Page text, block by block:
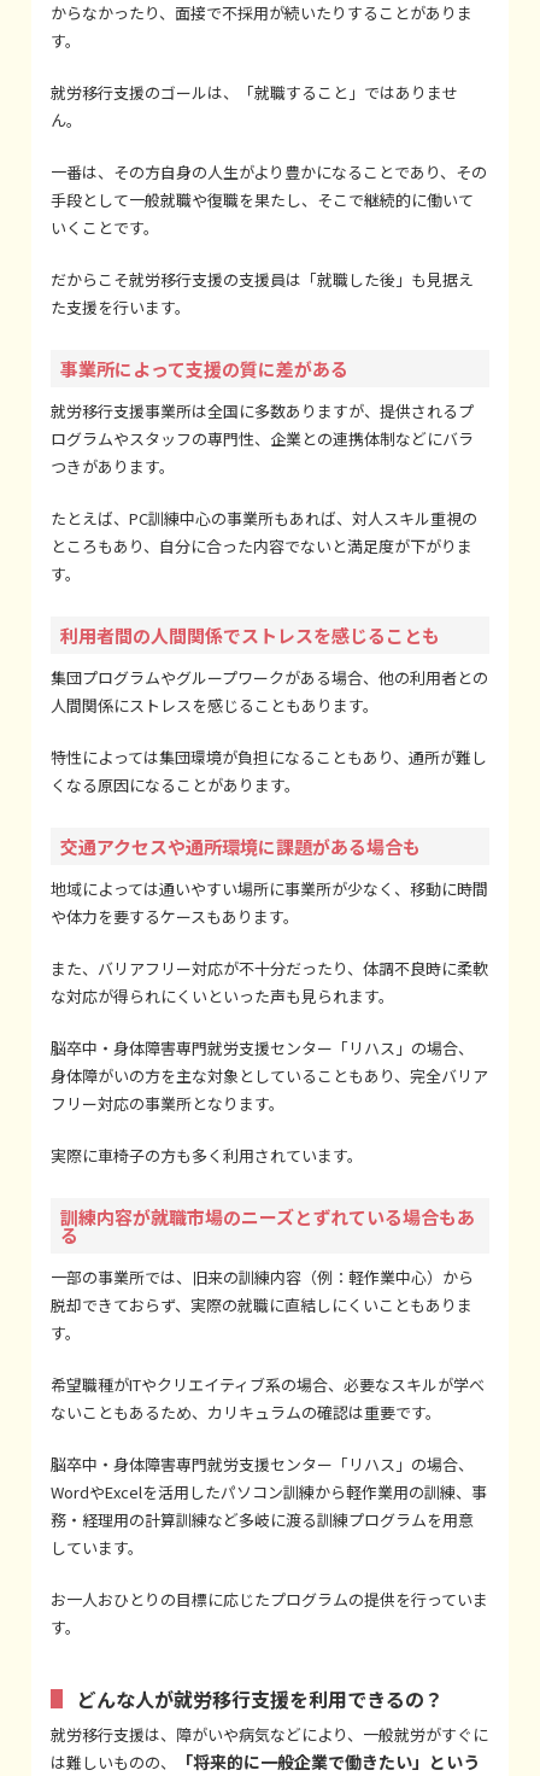
からなかったり、面接で不採用が続いたりすることがありま
す。
就労移行支援のゴールは、「就職すること」ではありませ
ん。
一番は、その方自身の人生がより豊かになることであり、その
手段として一般就職や復職を果たし、そこで継続的に働いて
いくことです。
だからこそ就労移行支援の支援員は「就職した後」も見据え
た支援を行います。
事業所によって支援の質に差がある
就労移行支援事業所は全国に多数ありますが、提供されるプ
ログラムやスタッフの専門性、企業との連携体制などにバラ
つきがあります。
たとえば、PC訓練中心の事業所もあれば、対人スキル重視の
ところもあり、自分に合った内容でないと満足度が下がりま
す。
利用者間の人間関係でストレスを感じることも
集団プログラムやグループワークがある場合、他の利用者との
人間関係にストレスを感じることもあります。
特性によっては集団環境が負担になることもあり、通所が難し
くなる原因になることがあります。
交通アクセスや通所環境に課題がある場合も
地域によっては通いやすい場所に事業所が少なく、移動に時間
や体力を要するケースもあります。
また、バリアフリー対応が不十分だったり、体調不良時に柔軟
な対応が得られにくいといった声も見られます。
脳卒中・身体障害専門就労支援センター「リハス」の場合、
身体障がいの方を主な対象としていることもあり、完全バリア
フリー対応の事業所となります。
実際に車椅子の方も多く利用されています。
訓練内容が就職市場のニーズとずれている場合もあ
る
一部の事業所では、旧来の訓練内容（例：軽作業中心）から
脱却できておらず、実際の就職に直結しにくいこともありま
す。
希望職種がITやクリエイティブ系の場合、必要なスキルが学べ
ないこともあるため、カリキュラムの確認は重要です。
脳卒中・身体障害専門就労支援センター「リハス」の場合、
WordやExcelを活用したパソコン訓練から軽作業用の訓練、事
務・経理用の計算訓練など多岐に渡る訓練プログラムを用意
しています。
お一人おひとりの目標に応じたプログラムの提供を行っていま
す。
どんな人が就労移行支援を利用できるの？
就労移行支援は、障がいや病気などにより、一般就労がすぐに
は難しいものの、
「将来的に一般企業で働きたい」という